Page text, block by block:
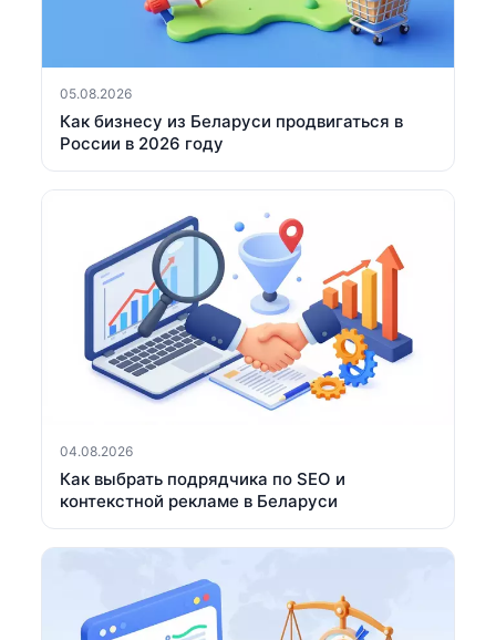
05.08.2026
Как бизнесу из Беларуси продвигаться в
России в 2026 году
04.08.2026
Как выбрать подрядчика по SEO и
контекстной рекламе в Беларуси